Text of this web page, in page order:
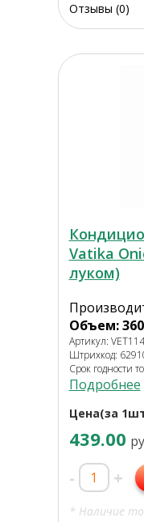
Отзывы (0)
Vatika
луком)
Объем:
Артикул:
Штрихкод:
Срок годности
Подробнее
Цена(за
439.00
- +
* Наличие